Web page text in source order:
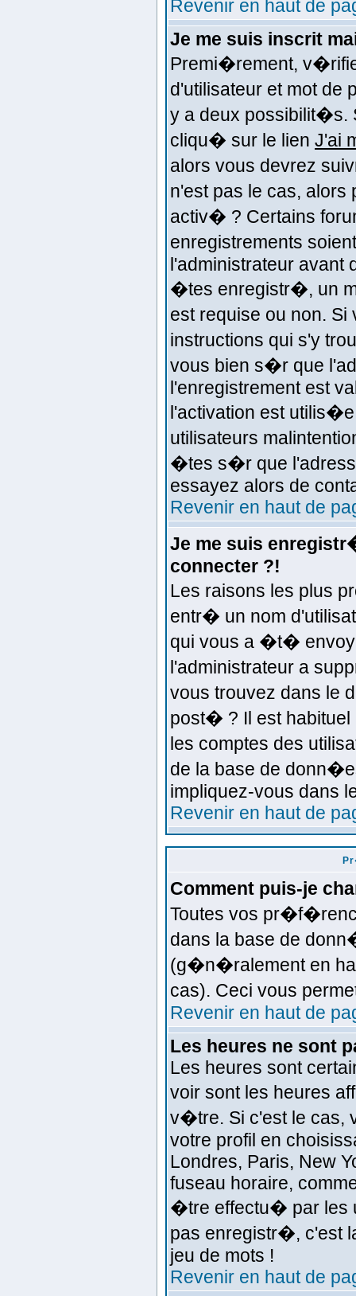
Revenir en haut de
Je me suis inscrit
Premi�rement,
d'utilisateur et mot
y a deux possibilit�s.
cliqu� sur le lien J'ai
alors vous devrez
n'est pas le cas,
activ� ? Certains
enregistrements
l'administrateur avant
�tes enregistr�, un
est requise ou non.
instructions qui s'y
vous bien s�r que
l'enregistrement est
l'activation est
utilisateurs
�tes s�r que
essayez alors de
Revenir en haut de
Je me suis
connecter ?!
Les raisons les plus
entr� un nom
qui vous a �t�
l'administrateur a
vous trouvez dans le
post� ? Il est
les comptes des
de la base de
impliquez-vous dans
Revenir en haut de
Comment puis-je
Toutes vos
dans la base de
(g�n�ralement en
cas). Ceci vous
Revenir en haut de
Les heures ne sont
Les heures sont
voir sont les heures
v�tre. Si c'est le cas,
votre profil en
Londres, Paris, New
fuseau horaire,
�tre effectu� par les
pas enregistr�, c'est
jeu de mots !
Revenir en haut de